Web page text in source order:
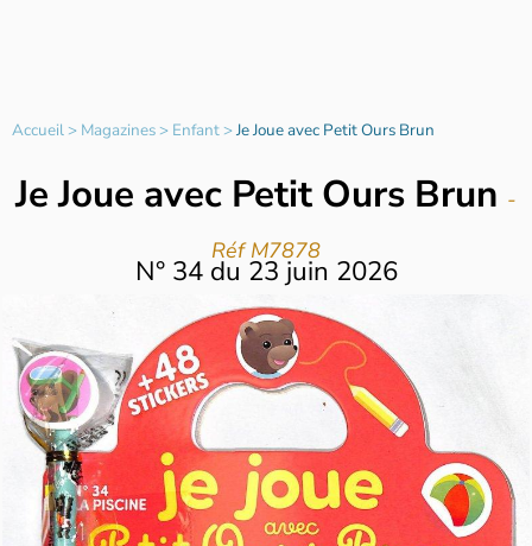
Accueil> Magazines> Enfant>Je Joue avec Petit Ours Brun
Je Joue avec Petit Ours Brun -
Réf M7878
N° 34du 23 juin 2026